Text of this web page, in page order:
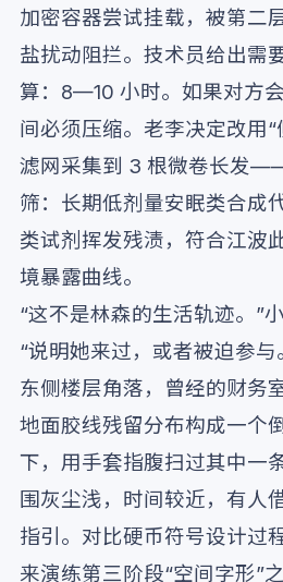
加密容器尝试挂载，被第二
盐扰动阻拦。技术员给出需
算：8—10 小时。如果对方
间必须压缩。老李决定改用
滤网采集到 3 根微卷长发
筛：长期低剂量安眠类合成
类试剂挥发残渍，符合江波
境暴露曲线。
“这不是林森的生活轨迹。”小
“说明她来过，或者被迫参与
东侧楼层角落，曾经的财务
地面胶线残留分布构成一个
下，用手套指腹扫过其中
围灰尘浅，时间较近，有人
指引。对比硬币符号设计过
来演练第三阶段“空间字形